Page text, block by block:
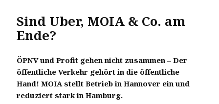
Sind Uber, MOIA & Co. am
Ende?
ÖPNV und Profit gehen nicht zusammen – Der
öffentliche Verkehr gehört in die öffentliche
Hand! MOIA stellt Betrieb in Hannover ein und
reduziert stark in Hamburg.